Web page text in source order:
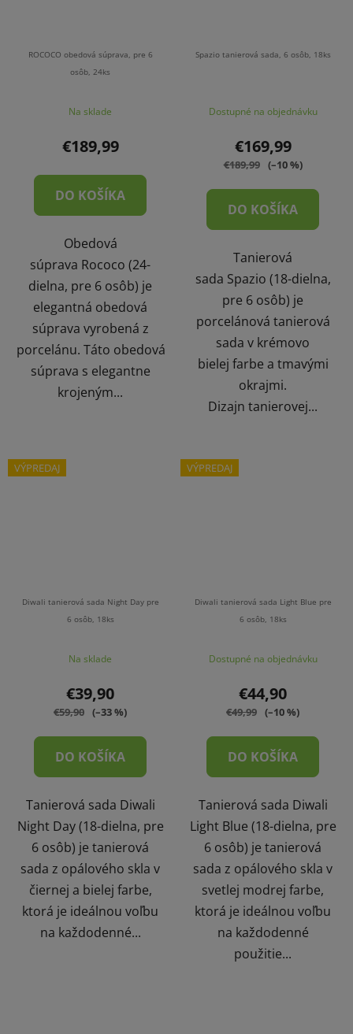
ROCOCO obedová súprava, pre 6
osôb, 24ks
produktu
4,5
hviezdičiek.
Na sklade
€189,99
DO KOŠÍKA
Obedová
súprava Rococo (24-
dielna, pre 6 osôb) je
elegantná obedová
súprava vyrobená z
porcelánu. Táto obedová
súprava s elegantne
krojeným...
Spazio tanierová sada, 6 osôb, 18ks
Dostupné na objednávku
€169,99
€189,99 (–10 %)
DO KOŠÍKA
Tanierová
sada Spazio (18-dielna,
pre 6 osôb) je
porcelánová tanierová
sada v krémovo
bielej farbe a tmavými
okrajmi.
Dizajn tanierovej...
VÝPREDAJ
Diwali tanierová sada Night Day pre
6 osôb, 18ks
Na sklade
€39,90
€59,90 (–33 %)
DO KOŠÍKA
Tanierová sada Diwali
Night Day (18-dielna, pre
6 osôb) je tanierová
sada z opálového skla v
čiernej a bielej farbe,
ktorá je ideálnou voľbu
na každodenné...
VÝPREDAJ
Diwali tanierová sada Light Blue pre
6 osôb, 18ks
Dostupné na objednávku
€44,90
€49,99 (–10 %)
DO KOŠÍKA
Tanierová sada Diwali
Light Blue (18-dielna, pre
6 osôb) je tanierová
sada z opálového skla v
svetlej modrej farbe,
ktorá je ideálnou voľbu
na každodenné
použitie...